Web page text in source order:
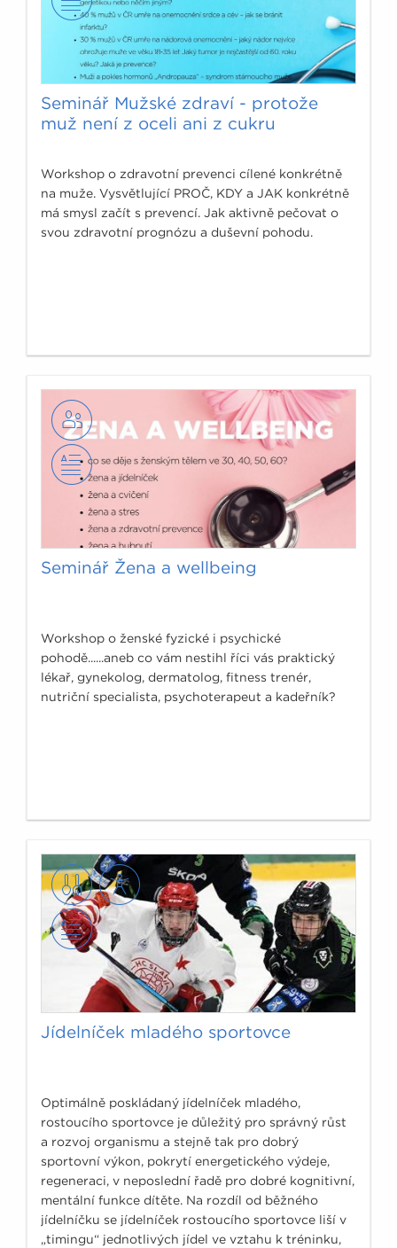
Seminář Mužské zdraví - protože
muž není z oceli ani z cukru
Workshop o zdravotní prevenci cílené konkrétně
na muže. Vysvětlující PROČ, KDY a JAK konkrétně
má smysl začít s prevencí. Jak aktivně pečovat o
svou zdravotní prognózu a duševní pohodu.
Seminář Žena a wellbeing
Workshop o ženské fyzické i psychické
pohodě......aneb co vám nestihl říci vás praktický
lékař, gynekolog, dermatolog, fitness trenér,
nutriční specialista, psychoterapeut a kadeřník?
Jídelníček mladého sportovce
Optimálně poskládaný jídelníček mladého,
rostoucího sportovce je důležitý pro správný růst
a rozvoj organismu a stejně tak pro dobrý
sportovní výkon, pokrytí energetického výdeje,
regeneraci, v neposlední řadě pro dobré kognitivní,
mentální funkce dítěte. Na rozdíl od běžného
jídelníčku se jídelníček rostoucího sportovce liší v
„timingu“ jednotlivých jídel ve vztahu k tréninku,